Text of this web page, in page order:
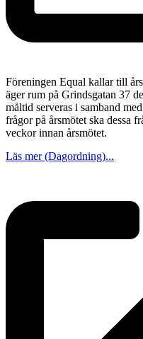
Föreningen Equal kallar till
äger rum på Grindsgatan 37
måltid serveras i samband
frågor på årsmötet ska dessa
veckor innan årsmötet.
Läs mer (Dagordning)...